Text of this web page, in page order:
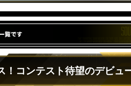
コンテスト待望のデビュ